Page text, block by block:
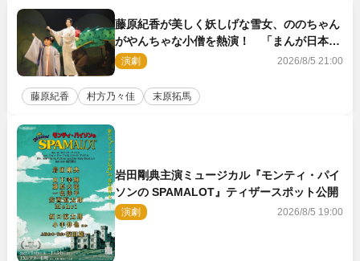
藤原紀香が美しく妖しげな雪女、ののちゃん
がやんちゃな小僧を熱演！ 「まんが日本昔
ばなし」劇場開幕
演劇 2026/8/5 21:00
藤原紀香 村方乃々佳 末原拓馬
岩田剛典主演ミュージカル『モンティ・パイ
ソンの SPAMALOT』ティザースポット公開
演劇 2026/8/5 19:00